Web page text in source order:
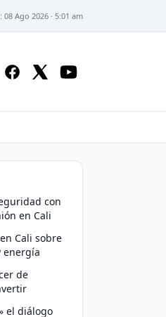
Ago 2026 · 5:01 am
con
en Cali
Cali sobre
energía
de
el diálogo